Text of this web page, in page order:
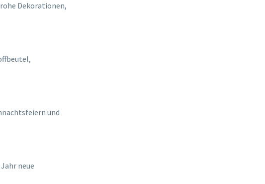
Dekorationen,
und
neue